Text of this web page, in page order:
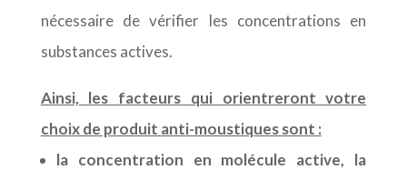
nécessaire de vérifier les concentrations en
substances actives.
Ainsi, les facteurs qui orientreront votre
choix de produit anti-moustiques sont :
la concentration en molécule active, la